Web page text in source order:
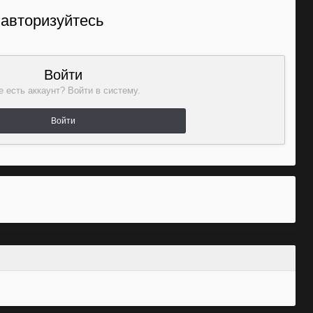
Войти
есть аккаунт? Войти в систему.
Войти